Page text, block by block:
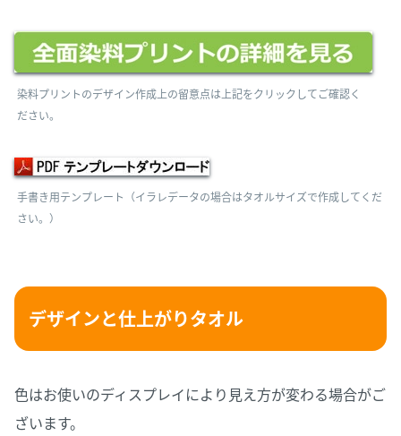
染料プリントのデザイン作成上の留意点は上記をクリックしてご確認く
ださい。
手書き用テンプレート（イラレデータの場合はタオルサイズで作成してくだ
さい。）
デザインと仕上がりタオル
色はお使いのディスプレイにより見え方が変わる場合がご
ざいます。